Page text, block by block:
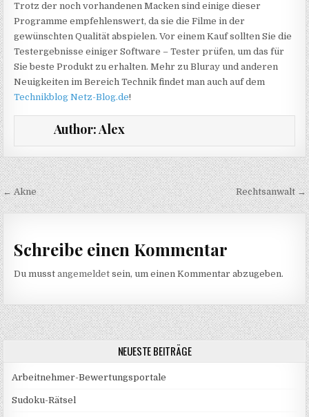
Trotz der noch vorhandenen Macken sind einige dieser
Programme empfehlenswert, da sie die Filme in der
gewünschten Qualität abspielen. Vor einem Kauf sollten Sie die
Testergebnisse einiger Software – Tester prüfen, um das für
Sie beste Produkt zu erhalten. Mehr zu Bluray und anderen
Neuigkeiten im Bereich Technik findet man auch auf dem
Technikblog Netz-Blog.de!
Author:Alex
Beitragsnavigation
← Akne Rechtsanwalt →
Schreibe einen Kommentar
Du musstangemeldet sein, um einen Kommentar abzugeben.
NEUESTE BEITRÄGE
Arbeitnehmer-Bewertungsportale
Sudoku-Rätsel